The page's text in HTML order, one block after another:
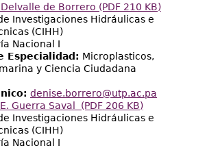
de Borrero (PDF 210 KB)
Investigaciones Hidráulicas e
(CIHH)
Nacional I
Especialidad: Microplasticos,
y Ciencia Ciudadana
denise.borrero@utp.ac.pa
Guerra Saval (PDF 206 KB)
Investigaciones Hidráulicas e
(CIHH)
Nacional I